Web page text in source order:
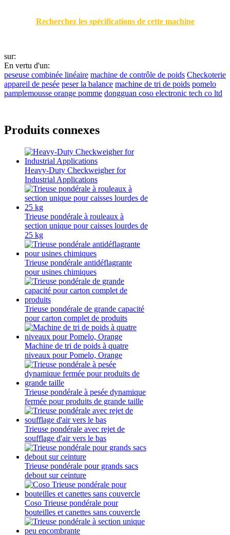
Recherchez les spécifications de cette machine
sur:
En vertu d'un:
peseuse combinée linéaire machine de contrôle de poids Checkoterie
appareil de pesée peser la balance machine de tri de poids pomelo
pamplemousse orange pomme dongguan coso electronic tech co ltd
Produits connexes
Heavy-Duty Checkweigher for
Industrial Applications
Trieuse pondérale à rouleaux à
section unique pour caisses lourdes de
25 kg
Trieuse pondérale antidéflagrante
pour usines chimiques
Trieuse pondérale de grande capacité
pour carton complet de produits
Machine de tri de poids à quatre
niveaux pour Pomelo, Orange
Trieuse pondérale à pesée dynamique
fermée pour produits de grande taille
Trieuse pondérale avec rejet de
soufflage d'air vers le bas
Trieuse pondérale pour grands sacs
debout sur ceinture
Coso Trieuse pondérale pour
bouteilles et canettes sans couvercle